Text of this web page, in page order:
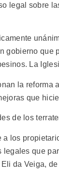
legal sobre
gobierno que
La
la reforma
que
de los
los
que
da Veiga,